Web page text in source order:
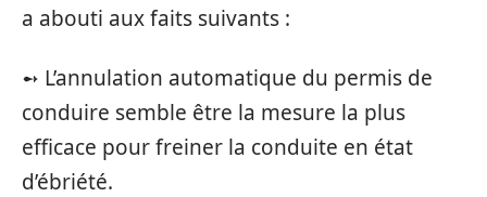
a abouti aux faits suivants :
➻ L’annulation automatique du permis de
conduire semble être la mesure la plus
efficace pour freiner la conduite en état
d’ébriété.